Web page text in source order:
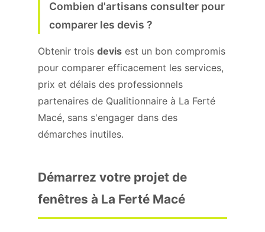
Combien d'artisans consulter pour
comparer les devis ?
Obtenir trois devis est un bon compromis
pour comparer efficacement les services,
prix et délais des professionnels
partenaires de Qualitionnaire à La Ferté
Macé, sans s'engager dans des
démarches inutiles.
Démarrez votre projet de
fenêtres à La Ferté Macé